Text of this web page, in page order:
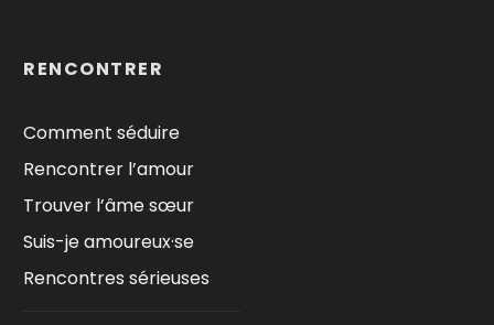
RENCONTRER
Comment séduire
Rencontrer l’amour
Trouver l’âme sœur
Suis-je amoureux·se
Rencontres sérieuses